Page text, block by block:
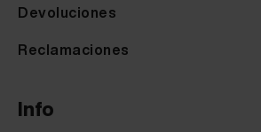
Devoluciones
Reclamaciones
Info